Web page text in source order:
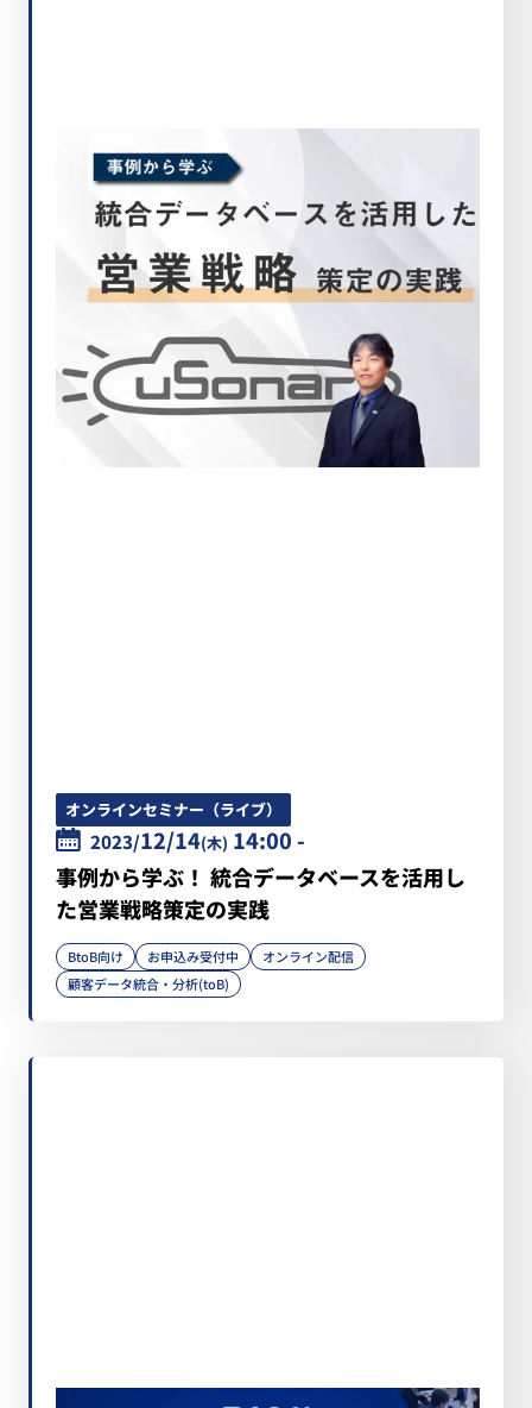
オンラインセミナー（ライブ）
2023/12/14(木) 14:00 -
事例から学ぶ！ 統合データベースを活用し
た営業戦略策定の実践
BtoB向け お申込み受付中
オンライン配信
顧客データ統合・分析(toB)